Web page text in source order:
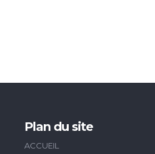
Plan du site
ACCUEIL